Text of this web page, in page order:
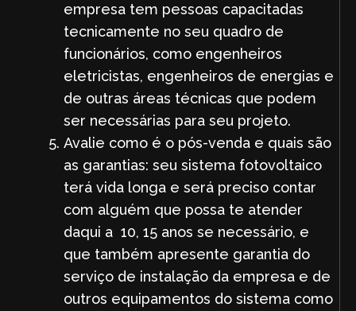
empresa tem pessoas capacitadas
tecnicamente no seu quadro de
funcionários, como engenheiros
eletricistas, engenheiros de energias e
de outras áreas técnicas que podem
ser necessárias para seu projeto.
Avalie como é o pós-venda e quais são
as garantias: seu sistema fotovoltaico
terá vida longa e será preciso contar
com alguém que possa te atender
daqui a 10, 15 anos se necessário, e
que também apresente garantia do
serviço de instalação da empresa e de
outros equipamentos do sistema como